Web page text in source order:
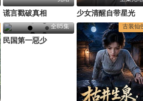
谎言戳破真相 少女清醒自带星光
全85集
民国第一惡少
古装仙